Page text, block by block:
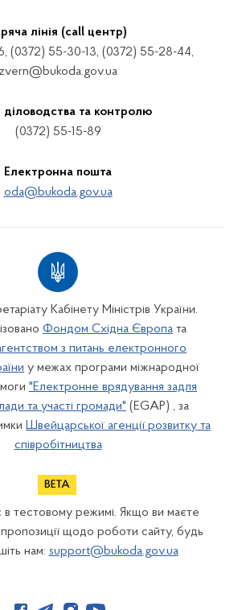
лінія (call центр)
(0372) 55-30-13, (0372) 55-28-44,
zvern@bukoda.gov.ua
діловодства та контролю
(0372) 55-15-89
Електронна пошта
oda@bukoda.gov.ua
Кабінету Міністрів України.
Фондом Східна Європа та
з питань електронного
у межах програми міжнародної
"Електронне врядування задля
та участі громади" (EGAP) , за
Швейцарської агенції розвитку та
співробітництва
тестовому режимі. Якщо ви маєте
щодо роботи сайту, будь
нам: support@bukoda.gov.ua